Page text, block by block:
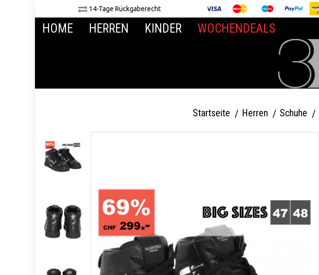
14-Tage Rückgaberecht
HOME HERREN KINDER WOCHENDEALS
Startseite Herren Schuhe